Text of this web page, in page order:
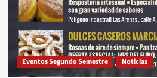
Eventos Segundo Semestre Noticias